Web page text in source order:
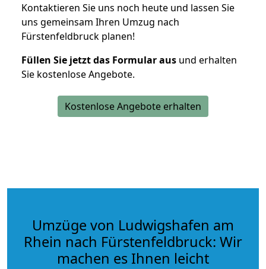
Kontaktieren Sie uns noch heute und lassen Sie
uns gemeinsam Ihren Umzug nach
Fürstenfeldbruck planen!
Füllen Sie jetzt das Formular aus und erhalten
Sie kostenlose Angebote.
Kostenlose Angebote erhalten
Umzüge von Ludwigshafen am
Rhein nach Fürstenfeldbruck: Wir
machen es Ihnen leicht